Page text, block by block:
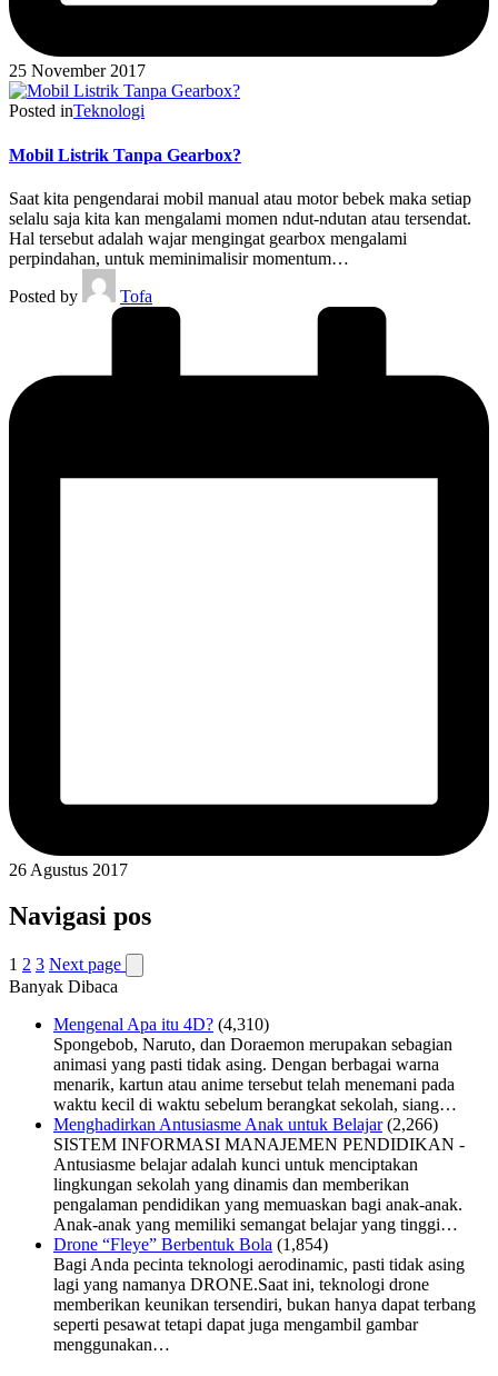
25 November 2017
Posted inTeknologi
Mobil Listrik Tanpa Gearbox?
Saat kita pengendarai mobil manual atau motor bebek maka setiap
selalu saja kita kan mengalami momen ndut-ndutan atau tersendat.
Hal tersebut adalah wajar mengingat gearbox mengalami
perpindahan, untuk meminimalisir momentum…
Posted by
Tofa
26 Agustus 2017
Navigasi pos
1 2 3 Next page
Banyak Dibaca
Mengenal Apa itu 4D? (4,310)
Spongebob, Naruto, dan Doraemon merupakan sebagian
animasi yang pasti tidak asing. Dengan berbagai warna
menarik, kartun atau anime tersebut telah menemani pada
waktu kecil di waktu sebelum berangkat sekolah, siang…
Menghadirkan Antusiasme Anak untuk Belajar (2,266)
SISTEM INFORMASI MANAJEMEN PENDIDIKAN -
Antusiasme belajar adalah kunci untuk menciptakan
lingkungan sekolah yang dinamis dan memberikan
pengalaman pendidikan yang memuaskan bagi anak-anak.
Anak-anak yang memiliki semangat belajar yang tinggi…
Drone “Fleye” Berbentuk Bola (1,854)
Bagi Anda pecinta teknologi aerodinamic, pasti tidak asing
lagi yang namanya DRONE.Saat ini, teknologi drone
memberikan keunikan tersendiri, bukan hanya dapat terbang
seperti pesawat tetapi dapat juga mengambil gambar
menggunakan…